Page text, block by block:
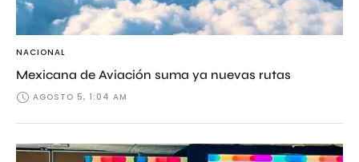
NACIONAL
Mexicana de Aviación suma ya nuevas rutas
AGOSTO 5, 1:04 AM